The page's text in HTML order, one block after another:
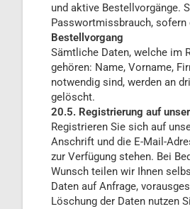
und aktive Bestellvorgänge.
Passwortmissbrauch,
Bestellvorgang
Sämtliche Daten, welche im
gehören: Name, Vorname,
notwendig sind, werden an
gelöscht.
20.5. Registrierung auf
Registrieren Sie sich auf
Anschrift und die E-Mail-
zur Verfügung stehen. Bei
Wunsch teilen wir Ihnen
Daten auf Anfrage,
Löschung der Daten nutzen